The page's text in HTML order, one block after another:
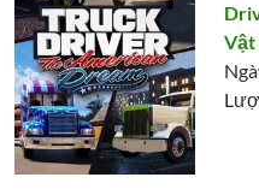
Vật